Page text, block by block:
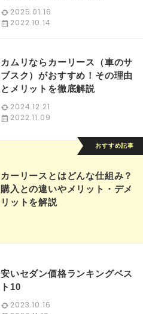
2025.01.16
2022.10.14
カムリならカーリース（車のサ
ブスク）がおすすめ！その理由
とメリットを徹底解説
2024.12.21
2022.11.09
カーリースとはどんな仕組み？
購入との違いやメリット・デメ
リットを解説
安いセダン価格ランキングベス
ト10
2023.10.16